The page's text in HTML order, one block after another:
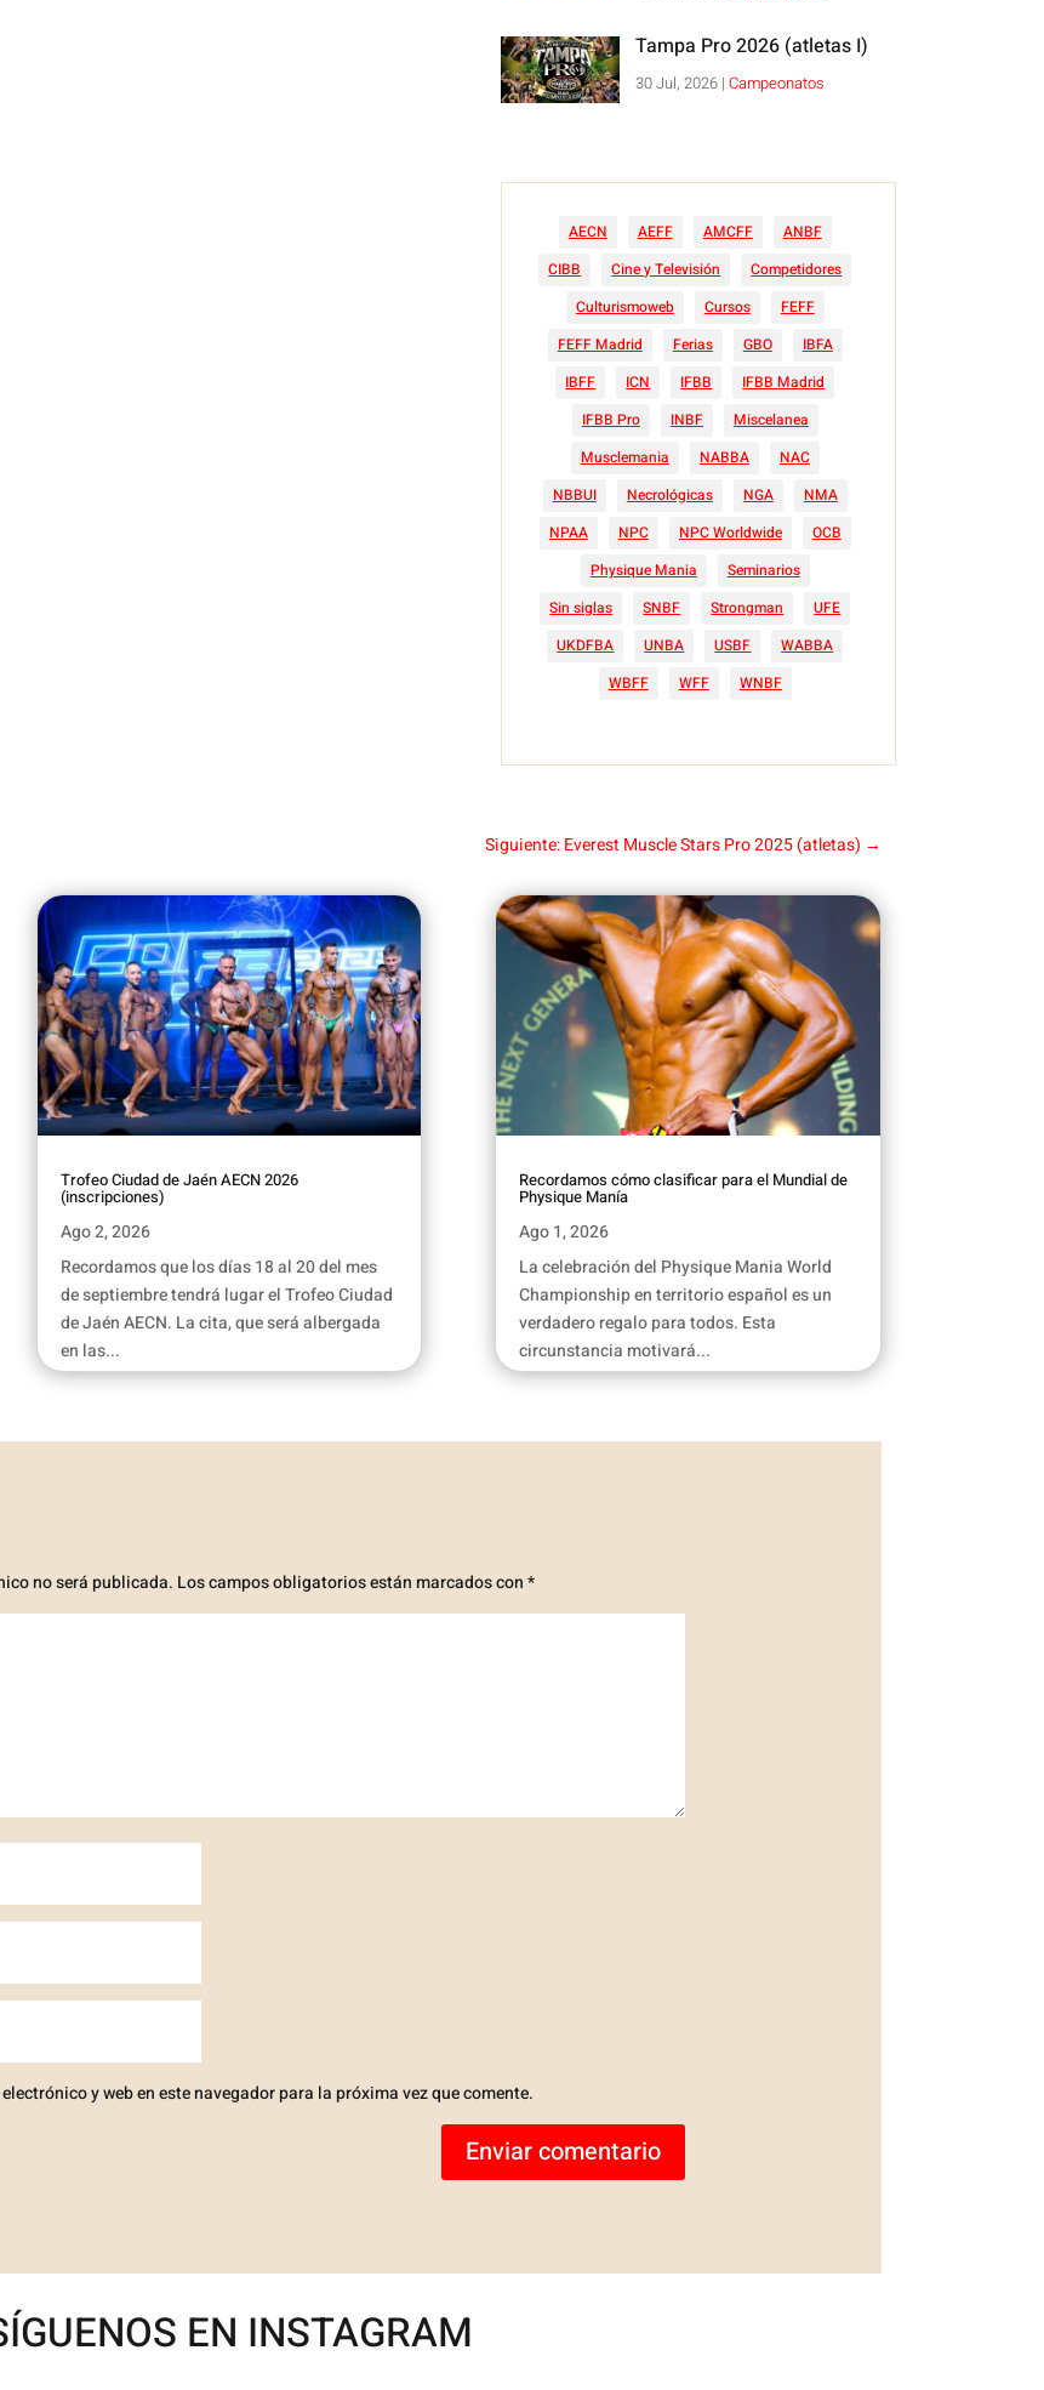
Tampa Pro 2026 (atletas I)
30 Jul, 2026| Campeonatos
AECN AEFF AMCFF
ANBF
CIBB
Cine y Televisión
Competidores
Culturismoweb
Cursos
FEFF
FEFF Madrid
Ferias GBO
IBFA
IBFF
ICN IFBB
IFBB Madrid
IFBB Pro
INBF
Miscelanea
Musclemania
NABBA
NAC
NBBUI
Necrológicas NGA
NMA
NPAA
NPC NPC Worldwide
OCB
Physique Mania
Seminarios
Sin siglas
SNBF Strongman
UFE
UKDFBA
UNBA USBF
WABBA
WBFF
WFF WNBF
Siguiente: Everest Muscle Stars Pro 2025 (atletas) →
Trofeo Ciudad de Jaén AECN 2026
(inscripciones)
Ago 2, 2026
Recordamos que los días 18 al 20 del mes
de septiembre tendrá lugar el Trofeo Ciudad
de Jaén AECN. La cita, que será albergada
en las...
Recordamos cómo clasificar para el Mundial de
Physique Manía
Ago 1, 2026
La celebración del Physique Mania World
Championship en territorio español es un
verdadero regalo para todos. Esta
circunstancia motivará...
no será publicada. Los campos obligatorios están marcados con*
y web en este navegador para la próxima vez que comente.
Enviar comentario
EN INSTAGRAM